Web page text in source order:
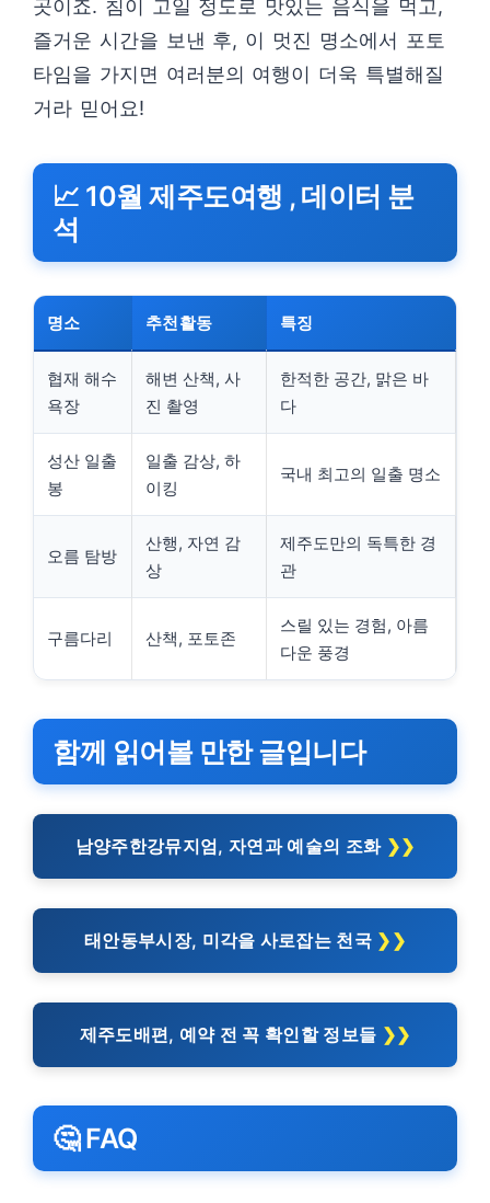
곳이죠. 침이 고일 정도로 맛있는 음식을 먹고,
즐거운 시간을 보낸 후, 이 멋진 명소에서 포토
타임을 가지면 여러분의 여행이 더욱 특별해질
거라 믿어요!
📈 10월 제주도여행 , 데이터 분
석
명소 추천활동 특징
협재 해수
욕장
해변 산책, 사
진 촬영
한적한 공간, 맑은 바
다
성산 일출
봉
일출 감상, 하
이킹
국내 최고의 일출 명소
오름 탐방
산행, 자연 감
상
제주도만의 독특한 경
관
구름다리 산책, 포토존
스릴 있는 경험, 아름
다운 풍경
함께 읽어볼 만한 글입니다
남양주한강뮤지엄, 자연과 예술의 조화
태안동부시장, 미각을 사로잡는 천국
제주도배편, 예약 전 꼭 확인할 정보들
🤔 FAQ